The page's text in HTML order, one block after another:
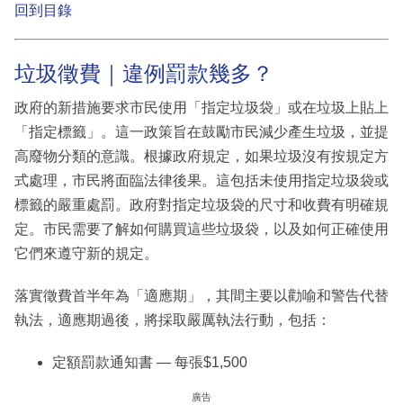
回到目錄
垃圾徵費｜違例罰款幾多？
政府的新措施要求市民使用「指定垃圾袋」或在垃圾上貼上
「指定標籤」。這一政策旨在鼓勵市民減少產生垃圾，並提
高廢物分類的意識。根據政府規定，如果垃圾沒有按規定方
式處理，市民將面臨法律後果。這包括未使用指定垃圾袋或
標籤的嚴重處罰。政府對指定垃圾袋的尺寸和收費有明確規
定。市民需要了解如何購買這些垃圾袋，以及如何正確使用
它們來遵守新的規定。
落實徵費首半年為「適應期」，其間主要以勸喻和警告代替
執法，適應期過後，將採取嚴厲執法行動，包括：
定額罰款通知書 — 每張$1,500
廣告